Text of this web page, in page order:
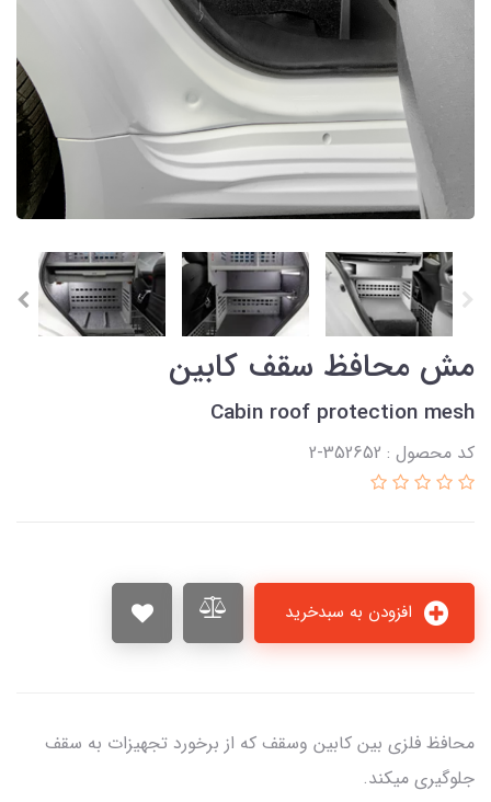
مش محافظ سقف کابین
Cabin roof protection mesh
کد محصول : 352652-2
محافظ فلزی بین کابین وسقف که از برخورد تجهیزات به سقف
جلوگیری میکند.